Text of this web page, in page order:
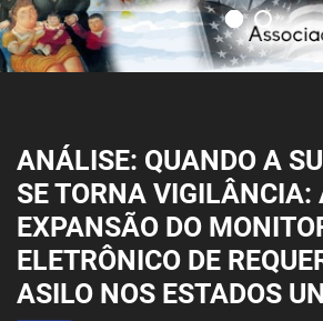
ANÁLISE: QUANDO A
SE TORNA VIGILÂNCIA:
EXPANSÃO DO
ELETRÔNICO DE
ASILO NOS ESTADOS